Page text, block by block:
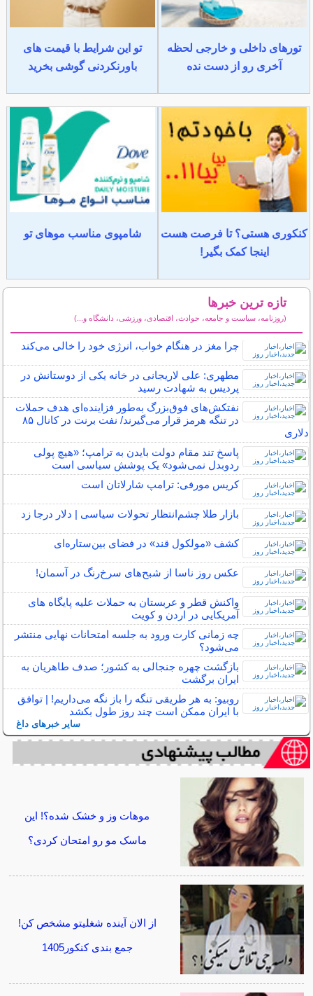
تورهای داخلی و خارجی لحظه
آخری رو از دست نده
تو این شرایط با قیمت های
باورنکردنی گوشی بخرید
کنکوری هستی؟ تا فرصت هست
اینجا کمک بگیر!
شامپوی مناسب موهای تو
تازه ترین خبرها
(روزنامه، سیاست و جامعه، حوادث، اقتصادی، ورزشی، دانشگاه و...)
چرا مغز در هنگام خواب، انرژی خود را خالی می‌کند
مطهری: علی لاریجانی در خانه یکی از دوستانش در
پردیس به شهادت رسید
نفتکش‌های فوق‌بزرگ به‌طور فزاینده‌ای هدف حملات
در تنگه هرمز قرار می‌گیرند/ نفت برنت در کانال ۸۵
دلاری
پاسخ تند مقام دولت بایدن به ترامپ؛ «هیچ پولی
ردوبدل نمی‌شود» یک پوشش سیاسی است
کریس مورفی: ترامپ شارلاتان است
بازار طلا چشم‌انتظار تحولات سیاسی | دلار درجا زد
کشف «مولکول قند» در فضای بین‌ستاره‌ای
عکس روز ناسا از شبح‌های سرخ‌رنگ در آسمان!
واکنش قطر و عربستان به حملات علیه پایگاه های
آمریکایی در اردن و کویت
چه زمانی کارت ورود به جلسه امتحانات نهایی منتشر
می‌شود؟
بازگشت چهره جنجالی به کشور؛ صدف طاهریان به
ایران برگشت
روبیو: به هر طریقی تنگه را باز نگه می‌داریم! | توافق
با ایران ممکن است چند روز طول بکشد
سایر خبرهای داغ
موهات وز و خشک شده؟! این
ماسک مو رو امتحان کردی؟
از الان آینده شغلیتو مشخص کن!
جمع بندی کنکور1405